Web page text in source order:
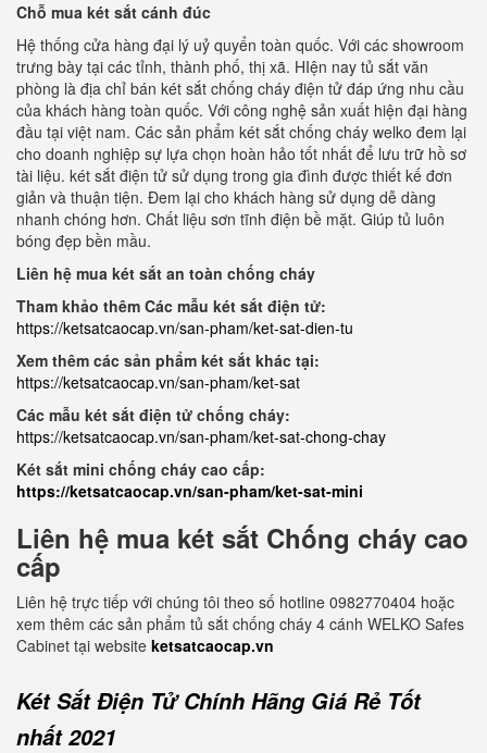
Chỗ mua két sắt cánh đúc
Hệ thống cửa hàng đại lý uỷ quyển toàn quốc. Với các showroom
trưng bày tại các tỉnh, thành phố, thị xã. HIện nay tủ sắt văn
phòng là địa chỉ bán két sắt chống cháy điện tử đáp ứng nhu cầu
của khách hàng toàn quốc. Với công nghệ sản xuất hiện đại hàng
đầu tại việt nam. Các sản phẩm két sắt chống cháy welko đem lại
cho doanh nghiệp sự lựa chọn hoàn hảo tốt nhất để lưu trữ hồ sơ
tài liệu. két sắt điện tử sử dụng trong gia đình được thiết kế đơn
giản và thuận tiện. Đem lại cho khách hàng sử dụng dễ dàng
nhanh chóng hơn. Chất liệu sơn tĩnh điện bề mặt. Giúp tủ luôn
bóng đẹp bền mầu.
Liên hệ mua két sắt an toàn chống cháy
Tham khảo thêm Các mẫu két sắt điện tử:
https://ketsatcaocap.vn/san-pham/ket-sat-dien-tu
Xem thêm các sản phẩm két sắt khác tại:
https://ketsatcaocap.vn/san-pham/ket-sat
Các mẫu két sắt điện tử chống cháy:
https://ketsatcaocap.vn/san-pham/ket-sat-chong-chay
Két sắt mini chống cháy cao cấp:
https://ketsatcaocap.vn/san-pham/ket-sat-mini
Liên hệ mua két sắt Chống cháy cao
cấp
Liên hệ trực tiếp với chúng tôi theo số hotline 0982770404 hoặc
xem thêm các sản phẩm tủ sắt chống cháy 4 cánh WELKO Safes
Cabinet tại website ketsatcaocap.vn
Két Sắt Điện Tử Chính Hãng Giá Rẻ Tốt
nhất 2021